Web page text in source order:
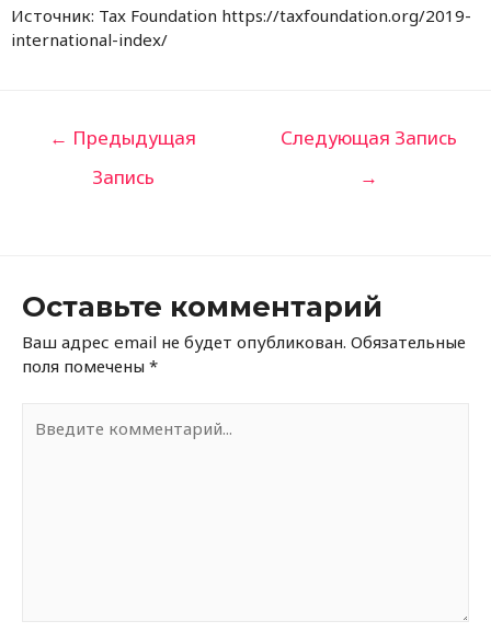
Источник: Tax Foundation https://taxfoundation.org/2019-
international-index/
← Предыдущая
Запись
Следующая Запись
→
Оставьте комментарий
Ваш адрес email не будет опубликован. Обязательные
поля помечены *